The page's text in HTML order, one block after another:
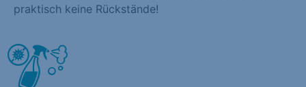
praktisch keine Rückstände!